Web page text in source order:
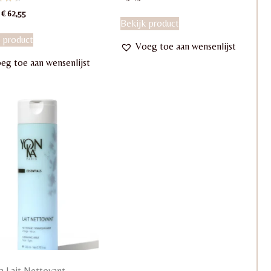
Oorspronkelijke
was:
€ 68,00.
€62,55Huidige
is:
€ 62,55.
product
toe aan wensenlijst
Bekijk product
Voeg toe aan wensenlijst